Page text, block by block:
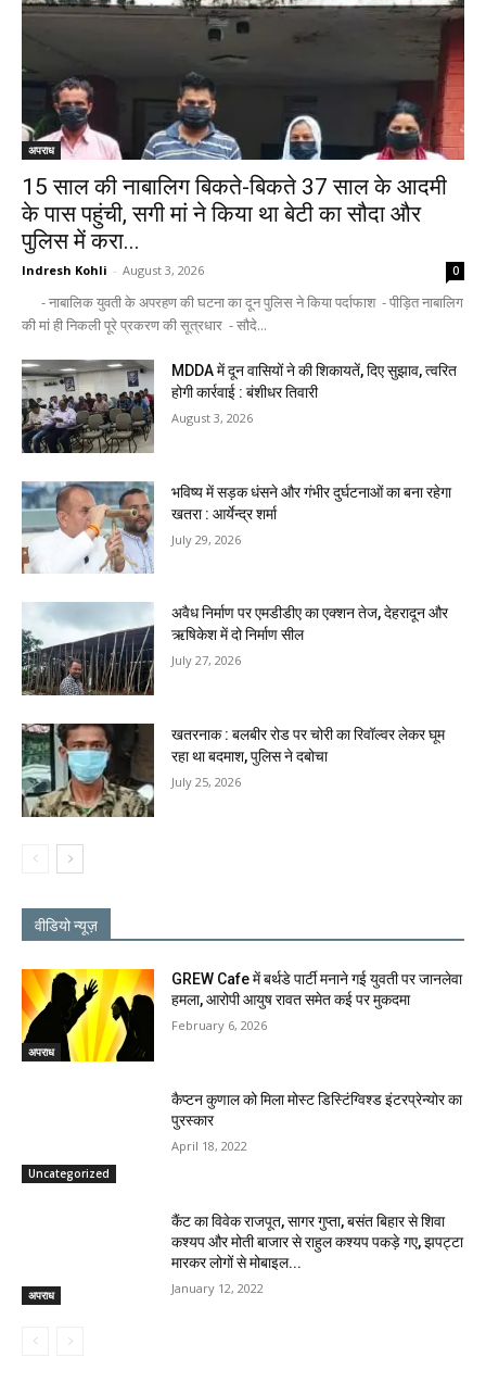
अपराध
15 साल की नाबालिग बिकते-बिकते 37 साल के आदमी
के पास पहुंची, सगी मां ने किया था बेटी का सौदा और
पुलिस में करा...
Indresh Kohli - August 3, 2026 0
- नाबालिक युवती के अपरहण की घटना का दून पुलिस ने किया पर्दाफाश - पीड़ित नाबालिग
की मां ही निकली पूरे प्रकरण की सूत्रधार - सौदे...
MDDA में दून वासियों ने की शिकायतें, दिए सुझाव, त्वरित
होगी कार्रवाई : बंशीधर तिवारी
August 3, 2026
भविष्य में सड़क धंसने और गंभीर दुर्घटनाओं का बना रहेगा
खतरा : आर्येन्द्र शर्मा
July 29, 2026
अवैध निर्माण पर एमडीडीए का एक्शन तेज, देहरादून और
ऋषिकेश में दो निर्माण सील
July 27, 2026
खतरनाक : बलबीर रोड पर चोरी का रिवॉल्वर लेकर घूम
रहा था बदमाश, पुलिस ने दबोचा
July 25, 2026
वीडियो न्यूज़
अपराध
GREW Cafe में बर्थडे पार्टी मनाने गई युवती पर जानलेवा
हमला, आरोपी आयुष रावत समेत कई पर मुकदमा
February 6, 2026
Uncategorized
कैप्टन कुणाल को मिला मोस्ट डिस्टिंग्विश्ड इंटरप्रेन्योर का
पुरस्कार
April 18, 2022
अपराध
कैंट का विवेक राजपूत, सागर गुप्ता, बसंत बिहार से शिवा
कश्यप और मोती बाजार से राहुल कश्यप पकड़े गए, झपट्टा
मारकर लोगों से मोबाइल...
January 12, 2022